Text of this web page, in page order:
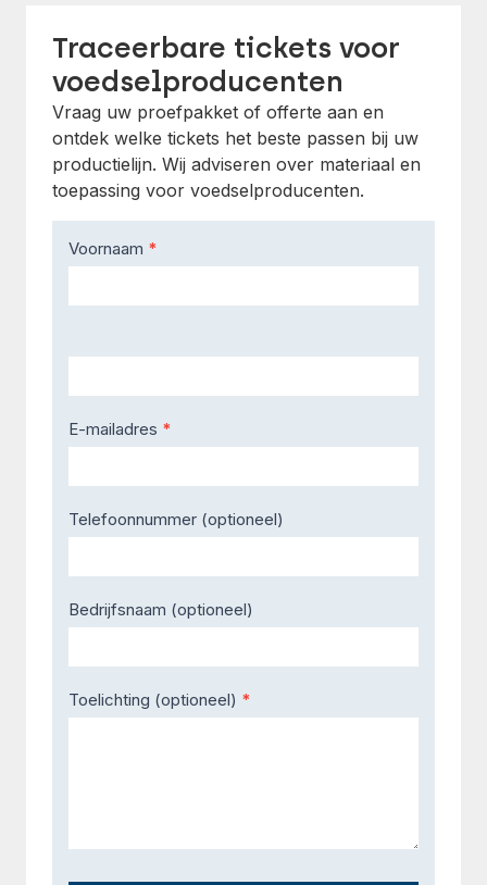
Traceerbare tickets voor
voedselproducenten
Vraag uw proefpakket of offerte aan en
ontdek welke tickets het beste passen bij uw
productielijn. Wij adviseren over materiaal en
toepassing voor voedselproducenten.
Contact
Us
Voornaam *
E-mailadres *
Telefoonnummer (optioneel)
Bedrijfsnaam (optioneel)
Toelichting (optioneel) *